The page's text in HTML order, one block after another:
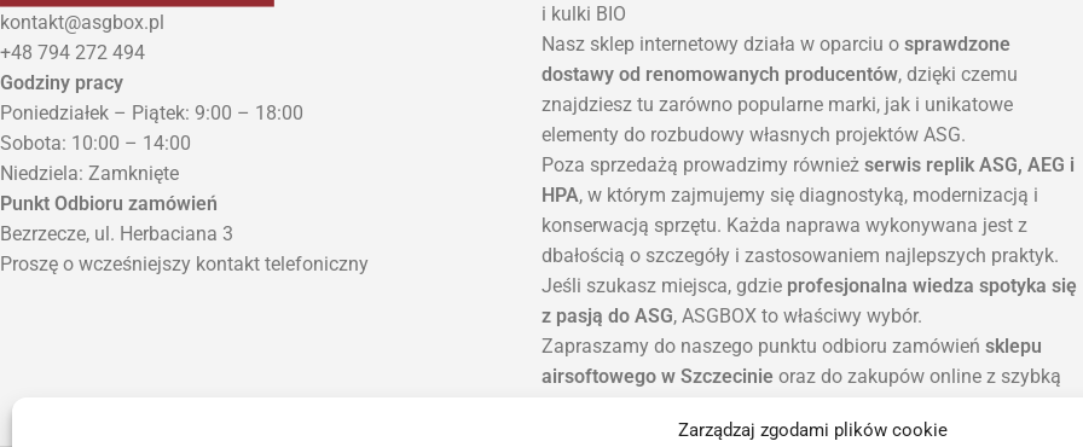
Zarządzaj zgodami plików cookie
kontakt@asgbox.pl
+48 794 272 494
Godziny pracy
Poniedziałek – Piątek: 9:00 – 18:00
Sobota: 10:00 – 14:00
Niedziela: Zamknięte
Punkt Odbioru zamówień
Bezrzecze, ul. Herbaciana 3
Proszę o wcześniejszy kontakt telefoniczny
i kulki BIO
Nasz sklep internetowy działa w oparciu o sprawdzone
dostawy od renomowanych producentów, dzięki czemu
znajdziesz tu zarówno popularne marki, jak i unikatowe
elementy do rozbudowy własnych projektów ASG.
Poza sprzedażą prowadzimy również serwis replik ASG, AEG i
HPA, w którym zajmujemy się diagnostyką, modernizacją i
konserwacją sprzętu. Każda naprawa wykonywana jest z
dbałością o szczegóły i zastosowaniem najlepszych praktyk.
Jeśli szukasz miejsca, gdzie profesjonalna wiedza spotyka się
z pasją do ASG, ASGBOX to właściwy wybór.
Zapraszamy do naszego punktu odbioru zamówień sklepu
airsoftowego w Szczecinie oraz do zakupów online z szybką